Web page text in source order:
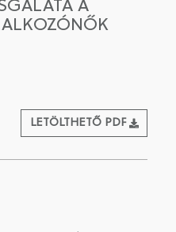
A
LETÖLTHETŐ PDF